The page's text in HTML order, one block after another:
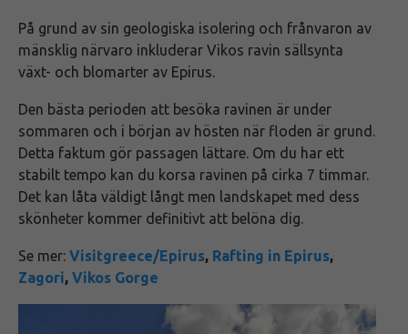
På grund av sin geologiska isolering och frånvaron av
mänsklig närvaro inkluderar Vikos ravin sällsynta
växt- och blomarter av Epirus.
Den bästa perioden att besöka ravinen är under
sommaren och i början av hösten när floden är grund.
Detta faktum gör passagen lättare. Om du har ett
stabilt tempo kan du korsa ravinen på cirka 7 timmar.
Det kan låta väldigt långt men landskapet med dess
skönheter kommer definitivt att belöna dig.
Se mer: Visitgreece/Epirus, Rafting in Epirus,
Zagori, Vikos Gorge